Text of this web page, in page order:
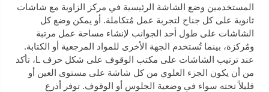
المستخدمين وضع الشاشة الرئيسية في مركز الزاوية مع شاشات
ثانوية على كل جناح لتجربة عمل مُتكاملة. أو يمكن وضع كل
الشاشات على طول أحد الجوانب لإنشاء مساحة عمل مرتبة
ومُركزة، بينما تُستخدم الجهة الأخرى للمواد المرجعية أو الكتابة.
عند ترتيب الشاشات على مكتب الوقوف على شكل حرف L، تأكد
من أن يكون الجزء العلوي من كل شاشة على مستوى العين أو
قليلاً تحته سواء في وضعية الجلوس أو الوقوف. توفر أذرع